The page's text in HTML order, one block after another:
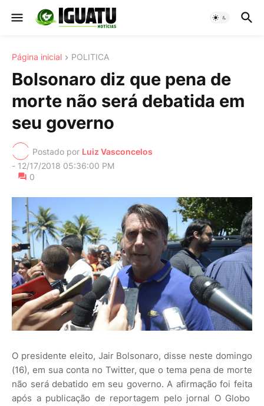
Página inicial POLITICA
Bolsonaro diz que pena de
morte não será debatida em
seu governo
Postado por Luiz Vasconcelos
- 12/17/2018 05:36:00 PM
0
O presidente eleito, Jair Bolsonaro, disse neste domingo
(16), em sua conta no Twitter, que o tema pena de morte
não será debatido em seu governo. A afirmação foi feita
após a publicação de reportagem pelo jornal O Globo